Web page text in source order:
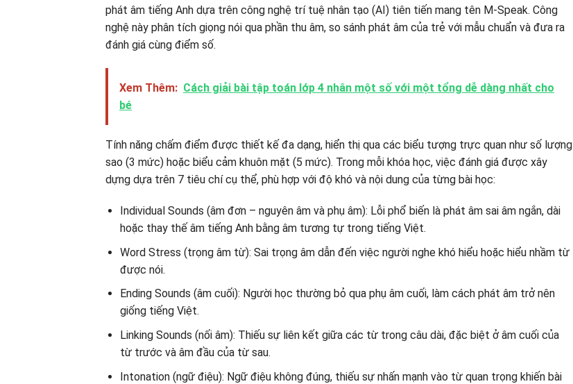
phát âm tiếng Anh dựa trên công nghệ trí tuệ nhân tạo (AI) tiên tiến mang tên M-Speak. Công
nghệ này phân tích giọng nói qua phần thu âm, so sánh phát âm của trẻ với mẫu chuẩn và đưa ra
đánh giá cùng điểm số.
Xem Thêm: Cách giải bài tập toán lớp 4 nhân một số với một tổng dễ dàng nhất cho
bé
Tính năng chấm điểm được thiết kế đa dạng, hiển thị qua các biểu tượng trực quan như số lượng
sao (3 mức) hoặc biểu cảm khuôn mặt (5 mức). Trong mỗi khóa học, việc đánh giá được xây
dựng dựa trên 7 tiêu chí cụ thể, phù hợp với độ khó và nội dung của từng bài học:
Individual Sounds (âm đơn – nguyên âm và phụ âm): Lỗi phổ biến là phát âm sai âm ngắn, dài
hoặc thay thế âm tiếng Anh bằng âm tương tự trong tiếng Việt.
Word Stress (trọng âm từ): Sai trọng âm dẫn đến việc người nghe khó hiểu hoặc hiểu nhầm từ
được nói.
Ending Sounds (âm cuối): Người học thường bỏ qua phụ âm cuối, làm cách phát âm trở nên
giống tiếng Việt.
Linking Sounds (nối âm): Thiếu sự liên kết giữa các từ trong câu dài, đặc biệt ở âm cuối của
từ trước và âm đầu của từ sau.
Intonation (ngữ điệu): Ngữ điệu không đúng, thiếu sự nhấn mạnh vào từ quan trọng khiến bài